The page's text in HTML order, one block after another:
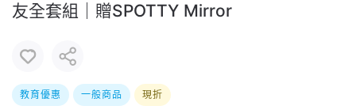
友全套組｜贈SPOTTY Mirror
教育優惠 一般商品 現折